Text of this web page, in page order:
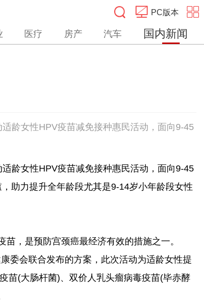
PC版本
搜索
医疗 房产 汽车 国内新闻
龄女性HPV疫苗减免接种惠民活动，面向9-45
龄女性HPV疫苗减免接种惠民活动，面向9-45
助力提升全年龄段尤其是9-14岁小年龄段女性
，是预防宫颈癌最经济有效的措施之一。
委会联合发布的方案，此次活动为适龄女性提
苗(大肠杆菌)、双价人乳头瘤病毒疫苗(毕赤酵